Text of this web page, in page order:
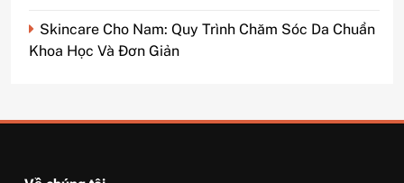
Skincare Cho Nam: Quy Trình Chăm Sóc Da Chuẩn
Khoa Học Và Đơn Giản